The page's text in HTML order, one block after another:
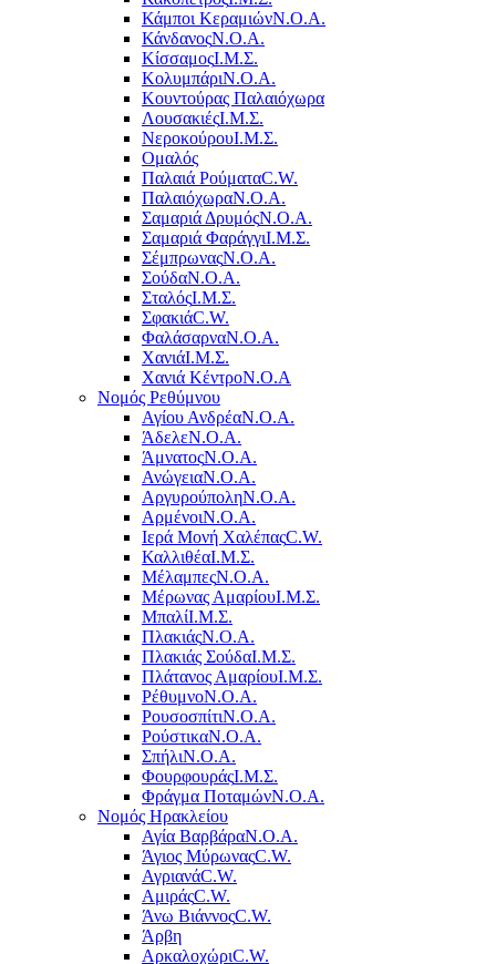
Κάμποι ΚεραμιώνΝ.Ο.Α.
ΚάνδανοςΝ.Ο.Α.
ΚίσσαμοςΙ.Μ.Σ.
ΚολυμπάριΝ.Ο.Α.
Κουντούρας Παλαιόχωρα
ΛουσακιέςΙ.Μ.Σ.
ΝεροκούρουΙ.Μ.Σ.
Ομαλός
Παλαιά ΡούματαC.W.
ΠαλαιόχωραΝ.Ο.Α.
Σαμαριά ΔρυμόςΝ.Ο.Α.
Σαμαριά ΦαράγγιΙ.Μ.Σ.
ΣέμπρωναςΝ.Ο.Α.
ΣούδαΝ.Ο.Α.
ΣταλόςΙ.Μ.Σ.
ΣφακιάC.W.
ΦαλάσαρναΝ.Ο.Α.
ΧανιάΙ.Μ.Σ.
Χανιά ΚέντροN.O.A
Νομός Ρεθύμνου
Αγίου ΑνδρέαΝ.Ο.Α.
ΆδελεΝ.Ο.Α.
ΆμνατοςΝ.Ο.Α.
ΑνώγειαΝ.Ο.Α.
ΑργυρούποληΝ.Ο.Α.
ΑρμένοιΝ.Ο.Α.
Ιερά Μονή ΧαλέπαςC.W.
ΚαλλιθέαΙ.Μ.Σ.
ΜέλαμπεςΝ.Ο.Α.
Μέρωνας ΑμαρίουΙ.Μ.Σ.
ΜπαλίΙ.Μ.Σ.
ΠλακιάςΝ.Ο.Α.
Πλακιάς ΣούδαΙ.Μ.Σ.
Πλάτανος ΑμαρίουΙ.Μ.Σ.
ΡέθυμνοΝ.Ο.Α.
ΡουσοσπίτιΝ.Ο.Α.
ΡούστικαΝ.Ο.Α.
ΣπήλιΝ.Ο.Α.
ΦουρφουράςΙ.Μ.Σ.
Φράγμα ΠοταμώνΝ.Ο.Α.
Νομός Ηρακλείου
Αγία ΒαρβάραΝ.Ο.Α.
Άγιος ΜύρωναςC.W.
ΑγριανάC.W.
ΑμιράςC.W.
Άνω ΒιάννοςC.W.
Άρβη
ΑρκαλοχώριC.W.